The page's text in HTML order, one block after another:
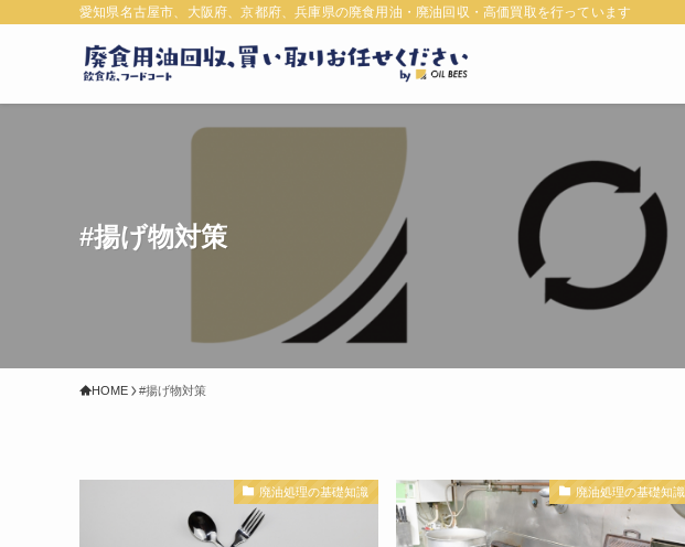
愛知県名古屋市、大阪府、京都府、兵庫県の廃食用油・廃油回収・高価買取を行っています
#揚げ物対策
HOME #揚げ物対策
廃油処理の基礎知識 廃油処理の基礎知識